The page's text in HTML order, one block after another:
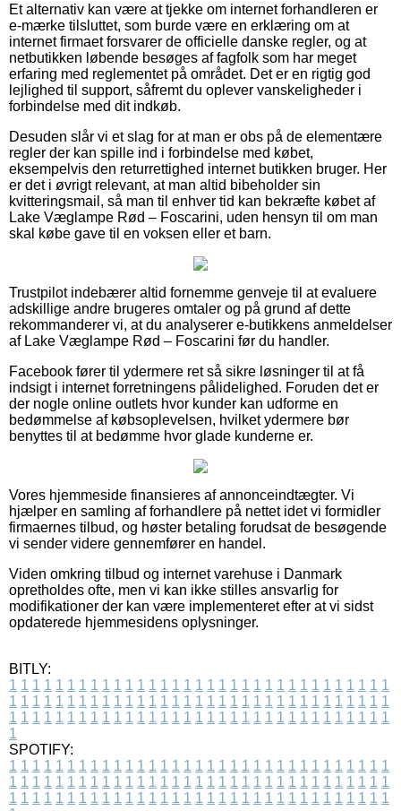
Et alternativ kan være at tjekke om internet forhandleren er
e-mærke tilsluttet, som burde være en erklæring om at
internet firmaet forsvarer de officielle danske regler, og at
netbutikken løbende besøges af fagfolk som har meget
erfaring med reglementet på området. Det er en rigtig god
lejlighed til support, såfremt du oplever vanskeligheder i
forbindelse med dit indkøb.
Desuden slår vi et slag for at man er obs på de elementære
regler der kan spille ind i forbindelse med købet,
eksempelvis den returrettighed internet butikken bruger. Her
er det i øvrigt relevant, at man altid bibeholder sin
kvitteringsmail, så man til enhver tid kan bekræfte købet af
Lake Væglampe Rød – Foscarini, uden hensyn til om man
skal købe gave til en voksen eller et barn.
Trustpilot indebærer altid fornemme genveje til at evaluere
adskillige andre brugeres omtaler og på grund af dette
rekommanderer vi, at du analyserer e-butikkens anmeldelser
af Lake Væglampe Rød – Foscarini før du handler.
Facebook fører til ydermere ret så sikre løsninger til at få
indsigt i internet forretningens pålidelighed. Foruden det er
der nogle online outlets hvor kunder kan udforme en
bedømmelse af købsoplevelsen, hvilket ydermere bør
benyttes til at bedømme hvor glade kunderne er.
Vores hjemmeside finansieres af annonceindtægter. Vi
hjælper en samling af forhandlere på nettet idet vi formidler
firmaernes tilbud, og høster betaling forudsat de besøgende
vi sender videre gennemfører en handel.
Viden omkring tilbud og internet varehuse i Danmark
opretholdes ofte, men vi kan ikke stilles ansvarlig for
modifikationer der kan være implementeret efter at vi sidst
opdaterede hjemmesidens oplysninger.
BITLY:
1 1 1 1 1 1 1 1 1 1 1 1 1 1 1 1 1 1 1 1 1 1 1 1 1 1 1 1 1 1 1 1 1
1 1 1 1 1 1 1 1 1 1 1 1 1 1 1 1 1 1 1 1 1 1 1 1 1 1 1 1 1 1 1 1 1
1 1 1 1 1 1 1 1 1 1 1 1 1 1 1 1 1 1 1 1 1 1 1 1 1 1 1 1 1 1 1 1 1
1
SPOTIFY:
1 1 1 1 1 1 1 1 1 1 1 1 1 1 1 1 1 1 1 1 1 1 1 1 1 1 1 1 1 1 1 1 1
1 1 1 1 1 1 1 1 1 1 1 1 1 1 1 1 1 1 1 1 1 1 1 1 1 1 1 1 1 1 1 1 1
1 1 1 1 1 1 1 1 1 1 1 1 1 1 1 1 1 1 1 1 1 1 1 1 1 1 1 1 1 1 1 1 1